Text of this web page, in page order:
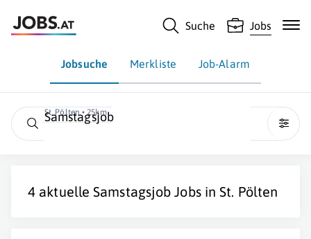
Suche Jobs
Jobsuche Merkliste Job-Alarm
St. Pölten • 25km
Samstagsjob
4 aktuelle Samstagsjob Jobs inSt. Pölten